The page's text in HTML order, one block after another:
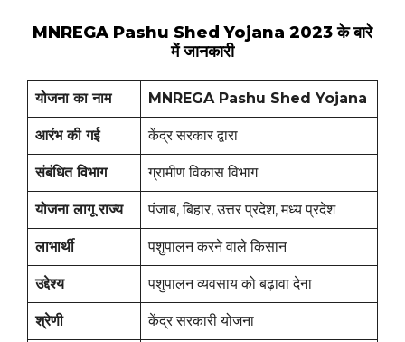
MNREGA Pashu Shed Yojana 2023 के बारे
में जानकारी
योजना का नाम MNREGA Pashu Shed Yojana
आरंभ की गई केंद्र सरकार द्वारा
संबंधित विभाग ग्रामीण विकास विभाग
योजना लागू राज्य पंजाब, बिहार, उत्तर प्रदेश, मध्य प्रदेश
लाभार्थी पशुपालन करने वाले किसान
उद्देश्य पशुपालन व्यवसाय को बढ़ावा देना
श्रेणी केंद्र सरकारी योजना